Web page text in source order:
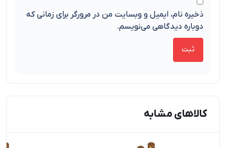
ذخیره نام، ایمیل و وبسایت من در مرورگر برای زمانی که
دوباره دیدگاهی می‌نویسم.
کالاهای مشابه